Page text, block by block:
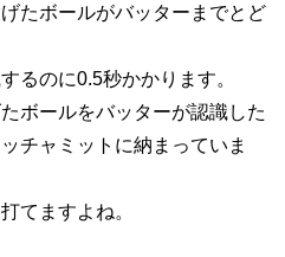
たボールがバッターまでとど
るのに0.5秒かかります。
ボールをバッターが認識した
チャミットに納まっていま
てますよね。